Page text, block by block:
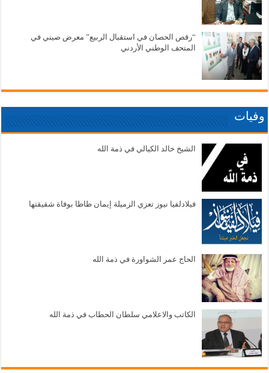
“رقص الحصان في استقبال الربيع” معرض صيني في
المتحف الوطني الأردني
وفيات
الشيخ خالد الكيالي في ذمة الله
فيلادلفيا نيوز تعزي الزميلة إيمان ظاظا بوفاة شقيقتها
الحاج عمر الشواورة في ذمة الله
الكاتب والاعلامي سلطان الحطاب في ذمة الله